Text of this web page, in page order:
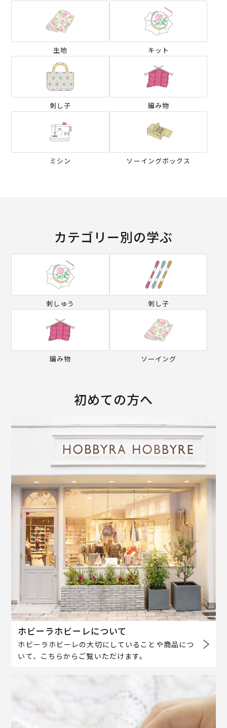
生地 キット
刺し子 編み物
ミシン ソーイングボックス
カテゴリー別の学ぶ
刺しゅう 刺し子
編み物 ソーイング
初めての方へ
ホビーラホビーレについて
ホビーラホビーレの大切にしていることや商品につ
いて、こちらからご覧いただけます。